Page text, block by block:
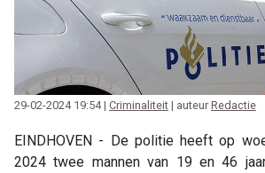
29-02-2024 19:54 | Criminaliteit | auteur Redactie
EINDHOVEN - De politie heeft op
2024 twee mannen van 19 en 46